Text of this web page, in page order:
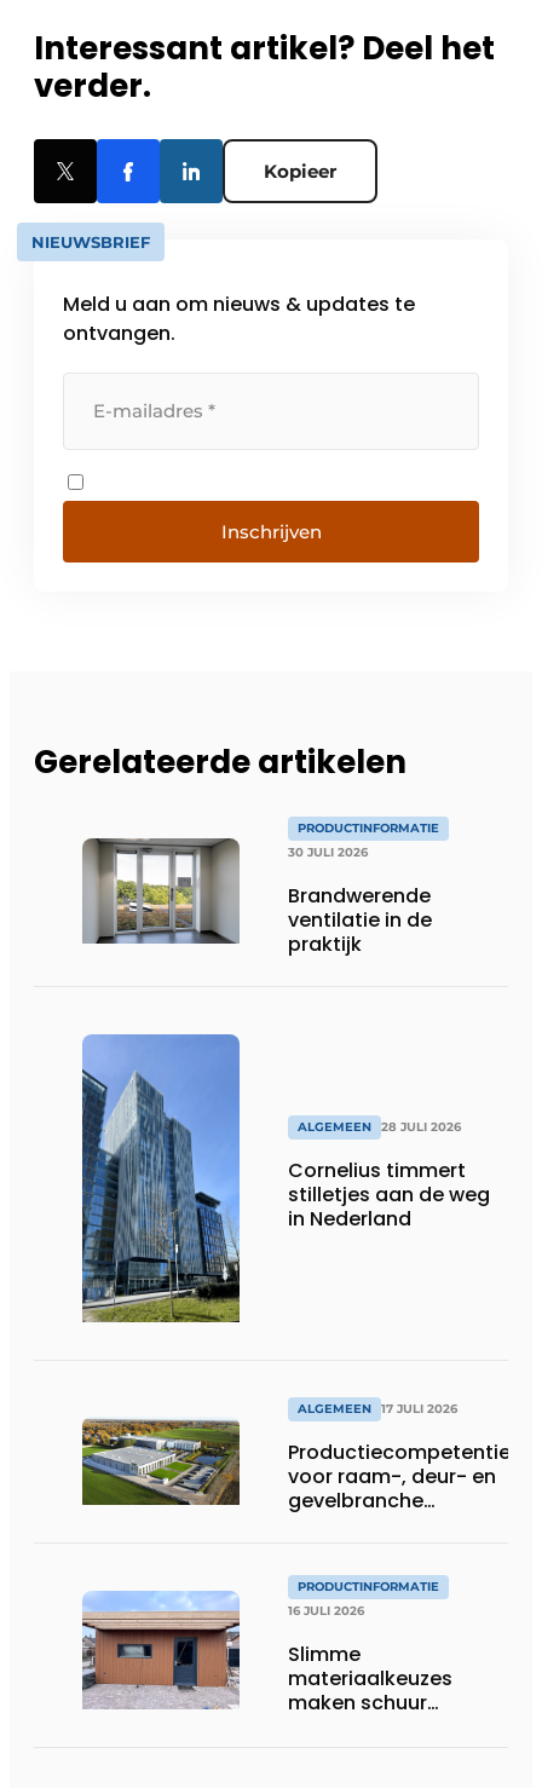
Interessant artikel? Deel het
verder.
Kopieer
NIEUWSBRIEF
Meld u aan om nieuws & updates te
ontvangen.
Inschrijven
Gerelateerde artikelen
PRODUCTINFORMATIE
30 JULI 2026
Brandwerende
ventilatie in de
praktijk
ALGEMEEN 28 JULI 2026
Cornelius timmert
stilletjes aan de weg
in Nederland
ALGEMEEN 17 JULI 2026
Productiecompetentie
voor raam-, deur- en
gevelbranche
PRODUCTINFORMATIE
16 JULI 2026
Slimme
materiaalkeuzes
maken schuur